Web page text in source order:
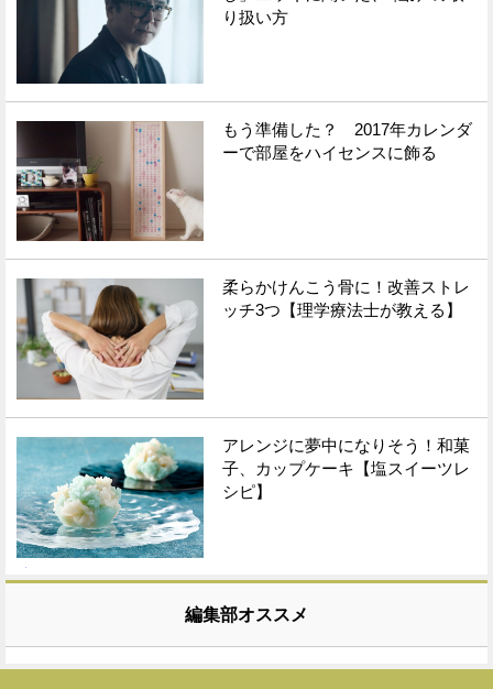
り扱い方
もう準備した？ 2017年カレンダ
ーで部屋をハイセンスに飾る
柔らかけんこう骨に！改善ストレ
ッチ3つ【理学療法士が教える】
アレンジに夢中になりそう！和菓
子、カップケーキ【塩スイーツレ
シピ】
編集部オススメ